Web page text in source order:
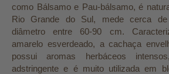
como Bálsamo e Pau-bálsamo, é
Rio Grande do Sul, mede cerca
diâmetro entre 60-90 cm.
amarelo esverdeado, a cachaça
possui aromas herbáceos
adstringente e é muito utilizada em